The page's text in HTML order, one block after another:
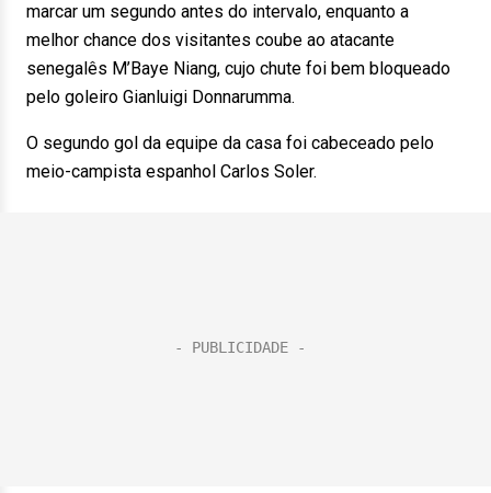
marcar um segundo antes do intervalo, enquanto a
melhor chance dos visitantes coube ao atacante
senegalês M’Baye Niang, cujo chute foi bem bloqueado
pelo goleiro Gianluigi Donnarumma.
O segundo gol da equipe da casa foi cabeceado pelo
meio-campista espanhol Carlos Soler.